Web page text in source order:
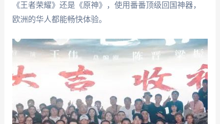
《王者荣耀》还是《原神》，使用番番顶级回国神器，
欧洲的华人都能畅快体验。